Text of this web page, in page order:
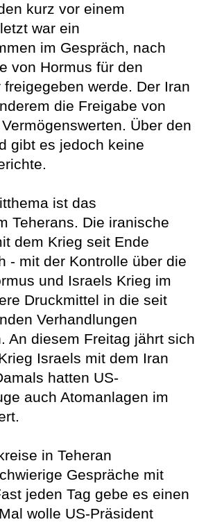
kurz vor einem
war ein
im Gespräch, nach
von Hormus für den
werde. Der Iran
die Freigabe von
Über den
gibt es jedoch keine
ist das
Teherans. Die iranische
dem Krieg seit Ende
- mit der Kontrolle über die
und Israels Krieg im
Druckmittel in die seit
Verhandlungen
An diesem Freitag jährt sich
Israels mit dem Iran
hatten US-
auch Atomanlagen im
in Teheran
Gespräche mit
jeden Tag gebe es einen
wolle US-Präsident